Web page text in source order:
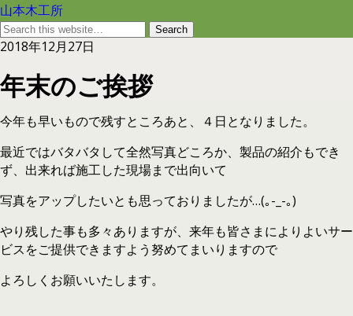
山本木工所
2018年12月27日
年末のご挨拶
今年も早いもので残すところあと、４日となりました。
最近ではバタバタして全然写真どころか、製品の紹介もでき
ず、出来れば施工した現場まで出向いて
写真をアップしたいとも思っておりましたが…(｡-_-｡)
やり残した事も多々ありますが、来年も皆さまによりよいサー
ビスをご提供できますよう努めてまいりますので
よろしくお願いいたします。